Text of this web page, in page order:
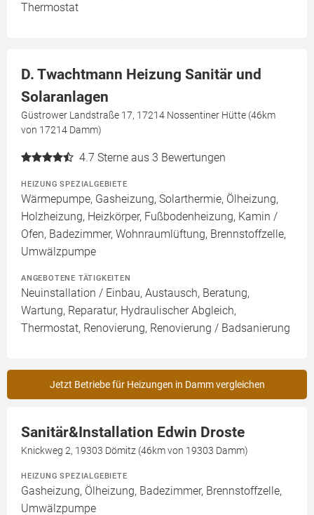
Thermostat
D. Twachtmann Heizung Sanitär und
Solaranlagen
Güstrower Landstraße 17, 17214 Nossentiner Hütte (46km
von 17214 Damm)
4.7 Sterne aus 3 Bewertungen
HEIZUNG SPEZIALGEBIETE
Wärmepumpe, Gasheizung, Solarthermie, Ölheizung,
Holzheizung, Heizkörper, Fußbodenheizung, Kamin /
Ofen, Badezimmer, Wohnraumlüftung, Brennstoffzelle,
Umwälzpumpe
ANGEBOTENE TÄTIGKEITEN
Neuinstallation / Einbau, Austausch, Beratung,
Wartung, Reparatur, Hydraulischer Abgleich,
Thermostat, Renovierung, Renovierung / Badsanierung
Jetzt Betriebe für Heizungen in Damm vergleichen
Sanitär&Installation Edwin Droste
Knickweg 2, 19303 Dömitz (46km von 19303 Damm)
HEIZUNG SPEZIALGEBIETE
Gasheizung, Ölheizung, Badezimmer, Brennstoffzelle,
Umwälzpumpe